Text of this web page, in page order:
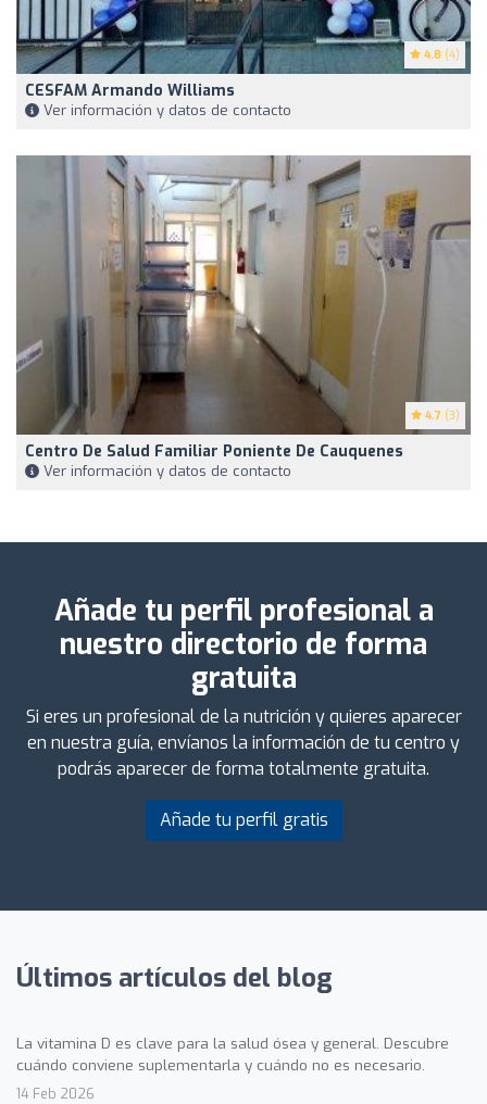
4.8 (4)
CESFAM Armando Williams
Ver información y datos de contacto
4.7 (3)
Centro De Salud Familiar Poniente De Cauquenes
Ver información y datos de contacto
Añade tu perfil profesional a
nuestro directorio de forma
gratuita
Si eres un profesional de la nutrición y quieres aparecer
en nuestra guía, envíanos la información de tu centro y
podrás aparecer de forma totalmente gratuita.
Añade tu perfil gratis
Últimos artículos del blog
La vitamina D es clave para la salud ósea y general. Descubre
cuándo conviene suplementarla y cuándo no es necesario.
14 Feb 2026